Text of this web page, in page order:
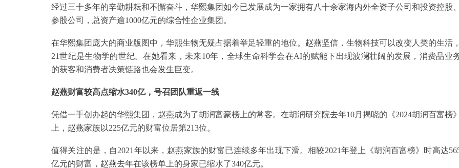
经过三十多年的辛勤耕耘和不懈奋斗，华熙集团如今已发展成为一家拥有八十余家海内外全资子公司和投资控股、
参股公司，总资产逾1000亿元的综合性企业集团。
在华熙集团庞大的商业版图中，华熙生物无疑占据着举足轻重的地位。赵燕坚信，生物科技可以改变人类的生活，
21世纪是生物学的世纪。在她看来，未来10年，全球生命科学会在AI的赋能下出现波澜壮阔的发展，消费品业
的获客和消费者决策链路也会发生巨变。
赵燕财富较高点缩水340亿，号召团队重返一线
凭借一手创办起的华熙集团，赵燕成为了胡润富豪榜上的常客。在胡润研究院去年10月揭晓的《2024胡润百富榜》
上，赵燕家族以225亿元的财富位居第213位。
值得关注的是，自2021年以来，赵燕家族的财富已连续多年出现下滑。相较2021年登上《胡润百富榜》时高达
亿元的财富，赵燕去年在该榜单上的身家已缩水了340亿元。